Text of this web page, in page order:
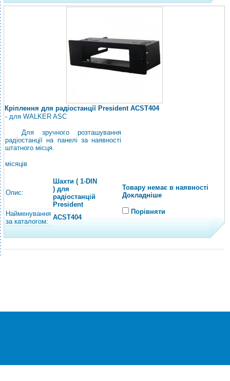
Кріплення для радіостанції President ACST404
- для WALKER ASC
Для зручного розташування
радіостанції на панелі за наявності
штатного місця.
місяців
Опис:
Шахти ( 1-DIN
) для
радіостанцій
President
Найменування
за каталогом:
ACST404
Товару немає в наявності
Докладніше
Порівняти
®